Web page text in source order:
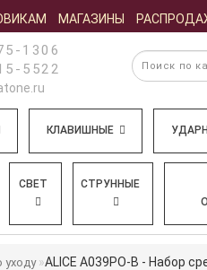
МАГАЗИНЫ
1306
5522
КЛАВИШНЫЕ
СВЕТ СТРУННЫЕ
уходу ALICE A039PO-B - Набор